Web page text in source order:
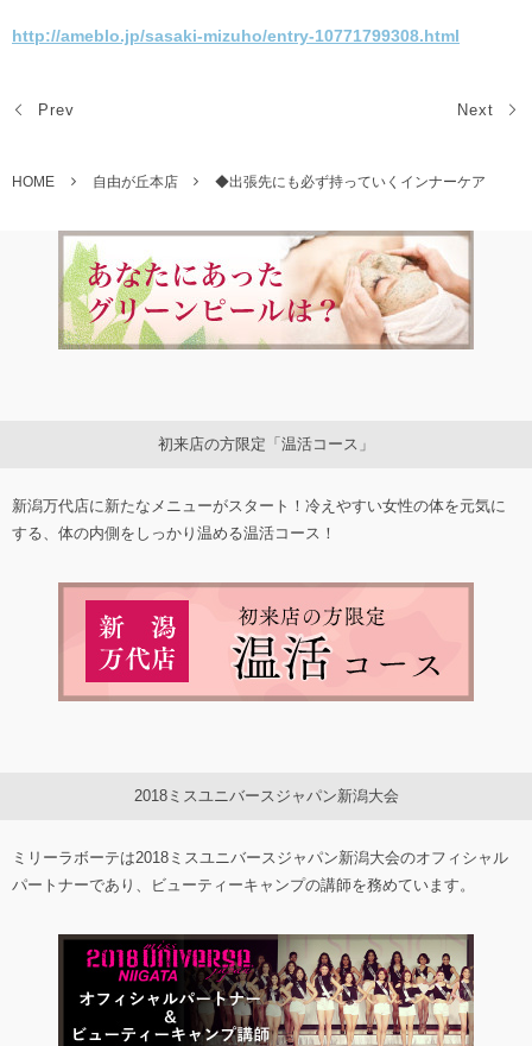
http://ameblo.jp/sasaki-mizuho/entry-10771799308.html
Prev Next
HOME 自由が丘本店 ◆出張先にも必ず持っていくインナーケア
初来店の方限定「温活コース」
新潟万代店に新たなメニューがスタート！冷えやすい女性の体を元気に
する、体の内側をしっかり温める温活コース！
2018ミスユニバースジャパン新潟大会
ミリーラボーテは2018ミスユニバースジャパン新潟大会のオフィシャル
パートナーであり、ビューティーキャンプの講師を務めています。